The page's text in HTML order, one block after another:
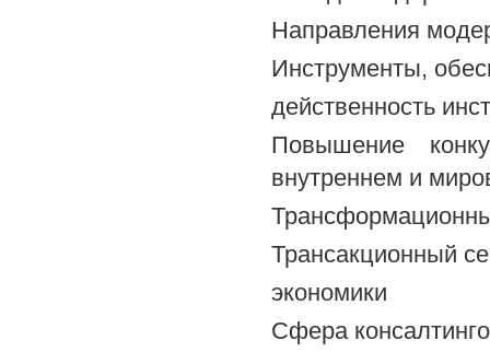
Направления
Инструменты,
действенность
Повышение
внутреннем и
Трансакционный
экономики
Сфера